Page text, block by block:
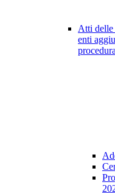
Atti delle
enti
procedura